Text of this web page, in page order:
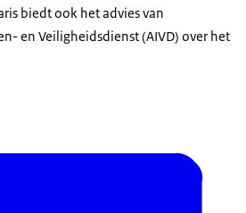
biedt ook het advies van
en Veiligheidsdienst (AIVD) over het